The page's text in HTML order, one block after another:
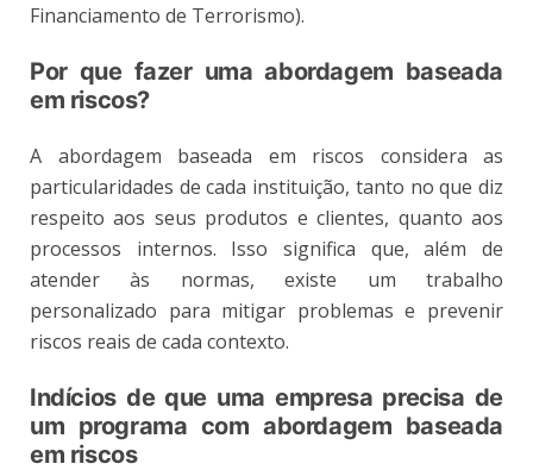
Financiamento de Terrorismo).
Por que fazer uma abordagem baseada
em riscos?
A abordagem baseada em riscos considera as
particularidades de cada instituição, tanto no que diz
respeito aos seus produtos e clientes, quanto aos
processos internos. Isso significa que, além de
atender às normas, existe um trabalho
personalizado para mitigar problemas e prevenir
riscos reais de cada contexto.
Indícios de que uma empresa precisa de
um programa com abordagem baseada
em riscos